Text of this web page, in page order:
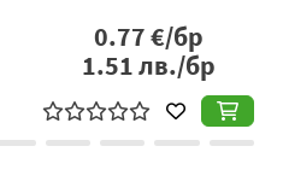
0.77€/бр
1.51лв./бр